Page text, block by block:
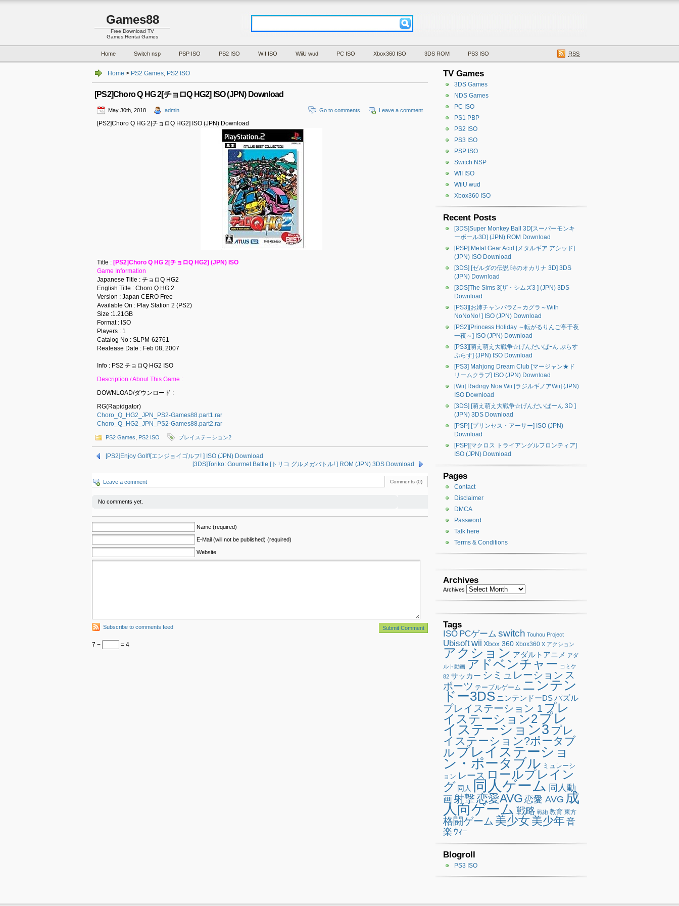
Games88
Free Download TV
Games,Hentai Games
Home Switch nsp PSP ISO PS2 ISO WII ISO WiiU wud PC ISO Xbox360 ISO 3DS ROM PS3 ISO RSS
Home > PS2 Games, PS2 ISO
[PS2]Choro Q HG 2[チョロQ HG2] ISO (JPN) Download
May 30th, 2018 admin Leave a comment
Go to comments
[PS2]Choro Q HG 2[チョロQ HG2] ISO (JPN) Download
Title : [PS2]Choro Q HG 2[チョロQ HG2] (JPN) ISO
Game Information
Japanese Title : チョロQ HG2
English Title : Choro Q HG 2
Version : Japan CERO Free
Available On : Play Station 2 (PS2)
Size :1.21GB
Format : ISO
Players : 1
Catalog No : SLPM-62761
Realease Date : Feb 08, 2007
Info : PS2 チョロQ HG2 ISO
Description / About This Game :
DOWNLOAD/ダウンロード :
RG(Rapidgator)
Choro_Q_HG2_JPN_PS2-Games88.part1.rar
Choro_Q_HG2_JPN_PS2-Games88.part2.rar
PS2 Games PS2 ISO プレイステーション2
[PS2]Enjoy Golf![エンジョイゴルフ! ] ISO (JPN) Download
[3DS]Toriko: Gourmet Battle [トリコ グルメガバトル! ] ROM (JPN) 3DS Download
Comments (0)
Leave a comment
No comments yet.
Name (required)
E-Mail (will not be published) (required)
Website
Subscribe to comments feed
7 − = 4
TV Games
3DS Games
NDS Games
PC ISO
PS1 PBP
PS2 ISO
PS3 ISO
PSP ISO
Switch NSP
WII ISO
WiiU wud
Xbox360 ISO
Recent Posts
[3DS]Super Monkey Ball 3D[スーパーモンキ
ーボール3D] (JPN) ROM Download
[PSP] Metal Gear Acid [メタルギア アシッド]
(JPN) ISO Download
[3DS] [ゼルダの伝説 時のオカリナ 3D] 3DS
(JPN) Download
[3DS]The Sims 3[ザ・シムズ3 ] (JPN) 3DS
Download
[PS3][お姉チャンバラZ～カグラ～With
NoNoNo! ] ISO (JPN) Download
[PS2][Princess Holiday ～転がるりんご亭千夜
一夜～] ISO (JPN) Download
[PS3][萌え萌え大戦争☆げんだいばｰん ぷらす
ぷらす] (JPN) ISO Download
[PS3] Mahjong Dream Club [マージャン★ド
リームクラブ] ISO (JPN) Download
[Wii] Radirgy Noa Wii [ラジルギノアWii] (JPN)
ISO Download
[3DS] [萌え萌え大戦争☆げんだいばーん 3D ]
(JPN) 3DS Download
[PSP] [プリンセス・アーサー] ISO (JPN)
Download
[PSP][マクロス トライアングルフロンティア]
ISO (JPN) Download
Pages
Contact
Disclaimer
DMCA
Password
Talk here
Terms & Conditions
Archives
Archives
Tags
ISO PCゲーム switch Touhou Project
Ubisoftwii Xbox 360 Xbox360 X アクション
アクション アダルトアニメ アダ
ルト動画 アドベンチャー コミケ
82 サッカー シミュレーション ス
ポーツ テーブルゲーム ニンテン
ドー3DS ニンテンドーDSパズル
プレイステーション 1 プレ
イステーション2プレ
イステーション3 プレ
イステーション?ポータブ
ル プレイステーショ
ン・ポータブル ミュレーシ
ョン レース ロールプレイン
グ 同人 同人ゲーム 同人動
画射撃恋愛AVG 恋愛 AVG 成
人向ゲーム 戦略 戦術 教育 東方
格闘ゲーム 美少女 美少年音
楽 ｳｨｰ
Blogroll
PS3 ISO